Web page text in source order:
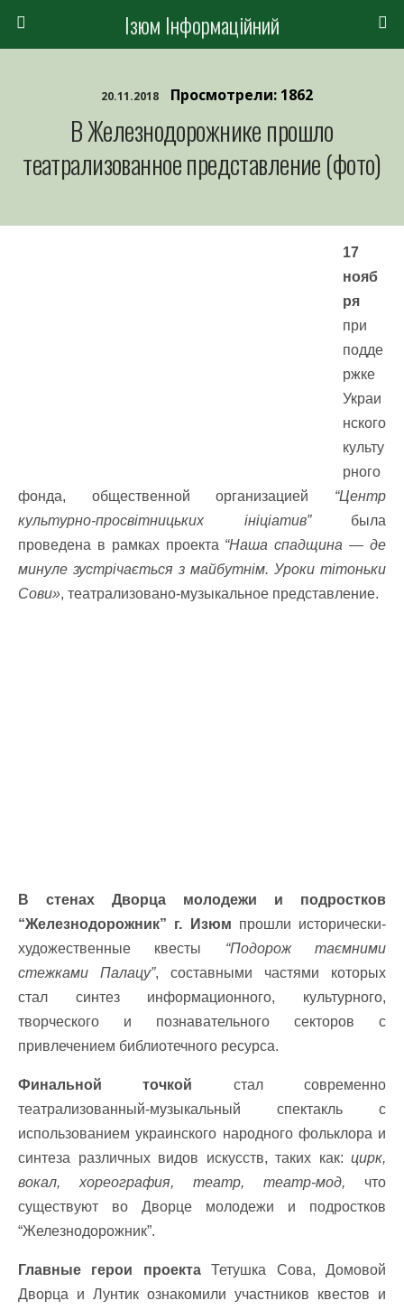
Ізюм Інформаційний
20.11.2018 Просмотрели: 1862
В Железнодорожнике прошло
театрализованное представление (фото)
17
нояб
ря
при
подде
ржке
Украи
нского
культу
рного
фонда, общественной организацией “Центр
культурно-просвітницьких ініціатив”была
проведена в рамках проекта “Наша спадщина — де
минуле зустрічається з майбутнім. Уроки тітоньки
Сови», театрализовано-музыкальное представление.
В стенах Дворца молодежи и подростков
“Железнодорожник” г. Изюм прошли исторически-
художественные квесты “Подорож таємними
стежками Палацу”, составными частями которых
стал синтез информационного, культурного,
творческого и познавательного секторов с
привлечением библиотечного ресурса.
Финальной точкой стал современно
театрализованный-музыкальный спектакль с
использованием украинского народного фольклора и
синтеза различных видов искусств, таких как: цирк,
вокал, хореография, театр, театр-мод, что
существуют во Дворце молодежи и подростков
“Железнодорожник”.
Главные герои проектаТетушка Сова, Домовой
Дворца и Лунтик ознакомили участников квестов и